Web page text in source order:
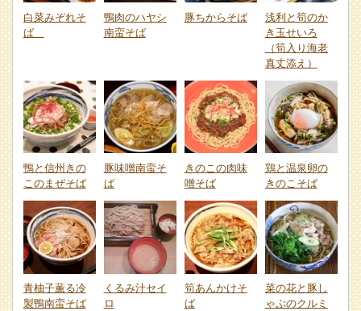
白菜みぞれそ
ば
鴨肉のハヤシ
南蛮そば
豚ちからそば
浅利と筍のか
き玉せいろ
（筍入り海老
真丈添え）
鴨と信州きの
このまぜそば
豚味噌南蛮そ
ば
きのこの肉味
噌そば
鶏と温泉卵の
きのこそば
青柚子薫る冷
製鴨南蛮そば
くるみ汁セイ
ロ
筍あんかけそ
ば
菜の花と豚し
ゃぶのクルミ